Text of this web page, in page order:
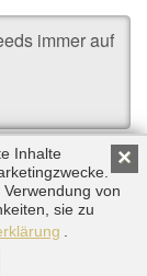
immer auf
Alle Rechte
×
Inhalte
von
sie zu